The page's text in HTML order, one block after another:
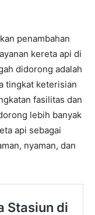
penambahan
kereta api di
didorong adalah
tingkat keterisian
fasilitas dan
lebih banyak
api sebagai
nyaman, dan